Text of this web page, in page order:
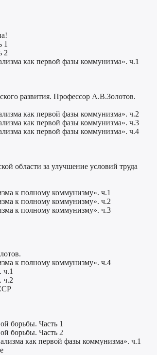
1
2
как первой фазы коммунизма». ч.1
развития. Профессор А.В.Золотов.
как первой фазы коммунизма». ч.2
как первой фазы коммунизма». ч.3
как первой фазы коммунизма». ч.4
области за улучшение условий труда
к полному коммунизму». ч.1
к полному коммунизму». ч.2
к полному коммунизму». ч.3
к полному коммунизму». ч.4
ч.1
ч.2
борьбы. Часть 1
борьбы. Часть 2
как первой фазы коммунизма». ч.1